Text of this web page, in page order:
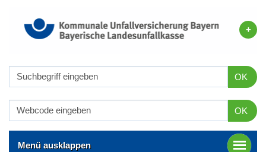
OK
OK
Menü ausklappen